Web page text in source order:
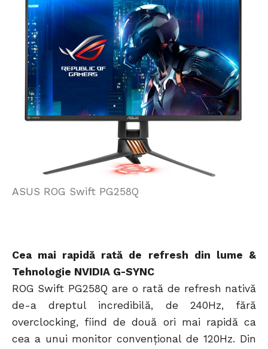
ASUS ROG Swift PG258Q
Cea mai rapidă rată de refresh din lume &
Tehnologie NVIDIA G-SYNC
ROG Swift PG258Q are o rată de refresh nativă
de-a dreptul incredibilă, de 240Hz, fără
overclocking, fiind de două ori mai rapidă ca
cea a unui monitor convențional de 120Hz. Din